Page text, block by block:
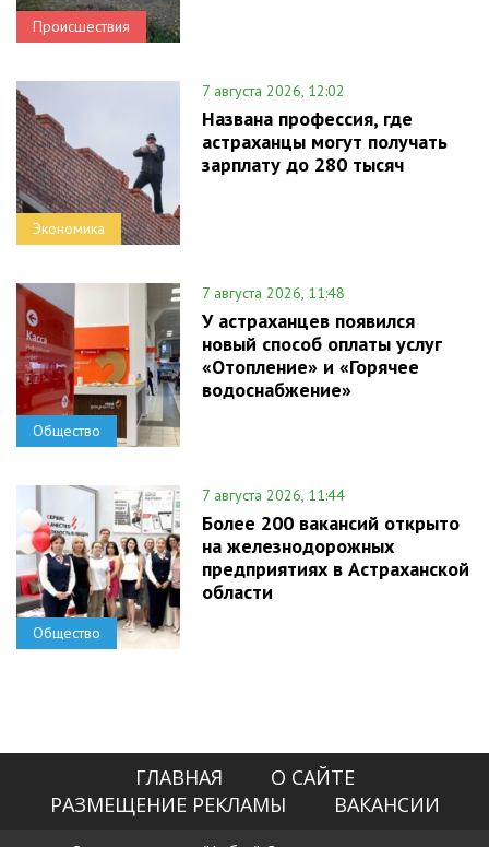
Происшествия
Экономика
7 августа 2026, 12:02
Названа профессия, где
астраханцы могут получать
зарплату до 280 тысяч
Общество
7 августа 2026, 11:48
У астраханцев появился
новый способ оплаты услуг
«Отопление» и «Горячее
водоснабжение»
Общество
7 августа 2026, 11:44
Более 200 вакансий открыто
на железнодорожных
предприятиях в Астраханской
области
ГЛАВНАЯ
О САЙТЕ
РАЗМЕЩЕНИЕ РЕКЛАМЫ
ВАКАНСИИ